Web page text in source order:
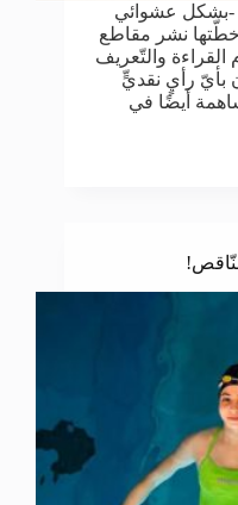
-بشكل عشوائي
نشر مقاطع
والتّعريف
بأيّ رأيٍ نقديٍّ
أيضًا في